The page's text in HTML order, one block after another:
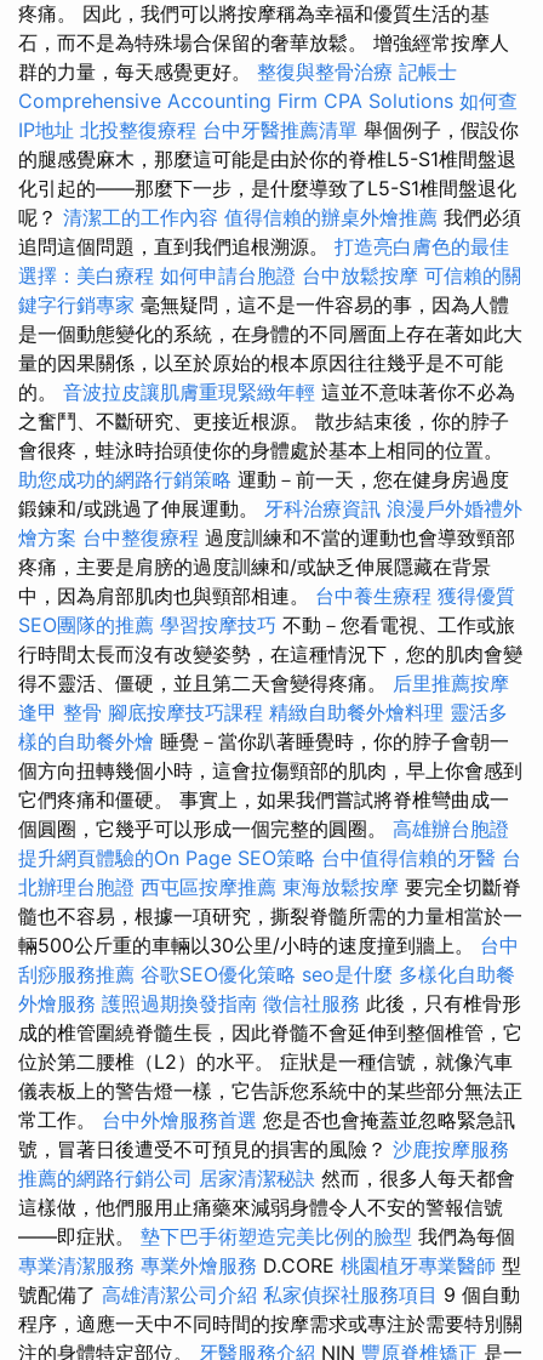
疼痛。 因此，我們可以將按摩稱為幸福和優質生活的基
石，而不是為特殊場合保留的奢華放鬆。 增強經常按摩人
群的力量，每天感覺更好。 整復與整骨治療 記帳士
Comprehensive Accounting Firm CPA Solutions 如何查
IP地址 北投整復療程 台中牙醫推薦清單 舉個例子，假設你
的腿感覺麻木，那麼這可能是由於你的脊椎L5-S1椎間盤退
化引起的——那麼下一步，是什麼導致了L5-S1椎間盤退化
呢？ 清潔工的工作內容 值得信賴的辦桌外燴推薦 我們必須
追問這個問題，直到我們追根溯源。 打造亮白膚色的最佳
選擇：美白療程 如何申請台胞證 台中放鬆按摩 可信賴的關
鍵字行銷專家 毫無疑問，這不是一件容易的事，因為人體
是一個動態變化的系統，在身體的不同層面上存在著如此大
量的因果關係，以至於原始的根本原因往往幾乎是不可能
的。 音波拉皮讓肌膚重現緊緻年輕 這並不意味著你不必為
之奮鬥、不斷研究、更接近根源。 散步結束後，你的脖子
會很疼，蛙泳時抬頭使你的身體處於基本上相同的位置。
助您成功的網路行銷策略 運動－前一天，您在健身房過度
鍛鍊和/或跳過了伸展運動。 牙科治療資訊 浪漫戶外婚禮外
燴方案 台中整復療程 過度訓練和不當的運動也會導致頸部
疼痛，主要是肩膀的過度訓練和/或缺乏伸展隱藏在背景
中，因為肩部肌肉也與頸部相連。 台中養生療程 獲得優質
SEO團隊的推薦 學習按摩技巧 不動－您看電視、工作或旅
行時間太長而沒有改變姿勢，在這種情況下，您的肌肉會變
得不靈活、僵硬，並且第二天會變得疼痛。 后里推薦按摩
逢甲 整骨 腳底按摩技巧課程 精緻自助餐外燴料理 靈活多
樣的自助餐外燴 睡覺－當你趴著睡覺時，你的脖子會朝一
個方向扭轉幾個小時，這會拉傷頸部的肌肉，早上你會感到
它們疼痛和僵硬。 事實上，如果我們嘗試將脊椎彎曲成一
個圓圈，它幾乎可以形成一個完整的圓圈。 高雄辦台胞證
提升網頁體驗的On Page SEO策略 台中值得信賴的牙醫 台
北辦理台胞證 西屯區按摩推薦 東海放鬆按摩 要完全切斷脊
髓也不容易，根據一項研究，撕裂脊髓所需的力量相當於一
輛500公斤重的車輛以30公里/小時的速度撞到牆上。 台中
刮痧服務推薦 谷歌SEO優化策略 seo是什麼 多樣化自助餐
外燴服務 護照過期換發指南 徵信社服務 此後，只有椎骨形
成的椎管圍繞脊髓生長，因此脊髓不會延伸到整個椎管，它
位於第二腰椎（L2）的水平。 症狀是一種信號，就像汽車
儀表板上的警告燈一樣，它告訴您系統中的某些部分無法正
常工作。 台中外燴服務首選 您是否也會掩蓋並忽略緊急訊
號，冒著日後遭受不可預見的損害的風險？ 沙鹿按摩服務
推薦的網路行銷公司 居家清潔秘訣 然而，很多人每天都會
這樣做，他們服用止痛藥來減弱身體令人不安的警報信號
——即症狀。 墊下巴手術塑造完美比例的臉型 我們為每個
專業清潔服務 專業外燴服務 D.CORE 桃園植牙專業醫師 型
號配備了 高雄清潔公司介紹 私家偵探社服務項目 9 個自動
程序，適應一天中不同時間的按摩需求或專注於需要特別關
注的身體特定部位。 牙醫服務介紹 NIN 豐原脊椎矯正 是一